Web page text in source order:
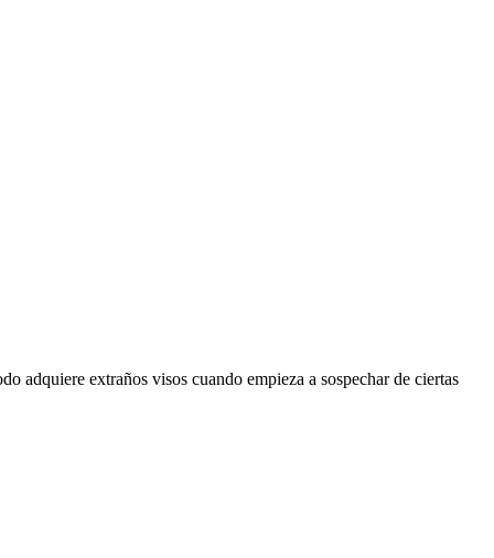
adquiere extraños visos cuando empieza a sospechar de ciertas